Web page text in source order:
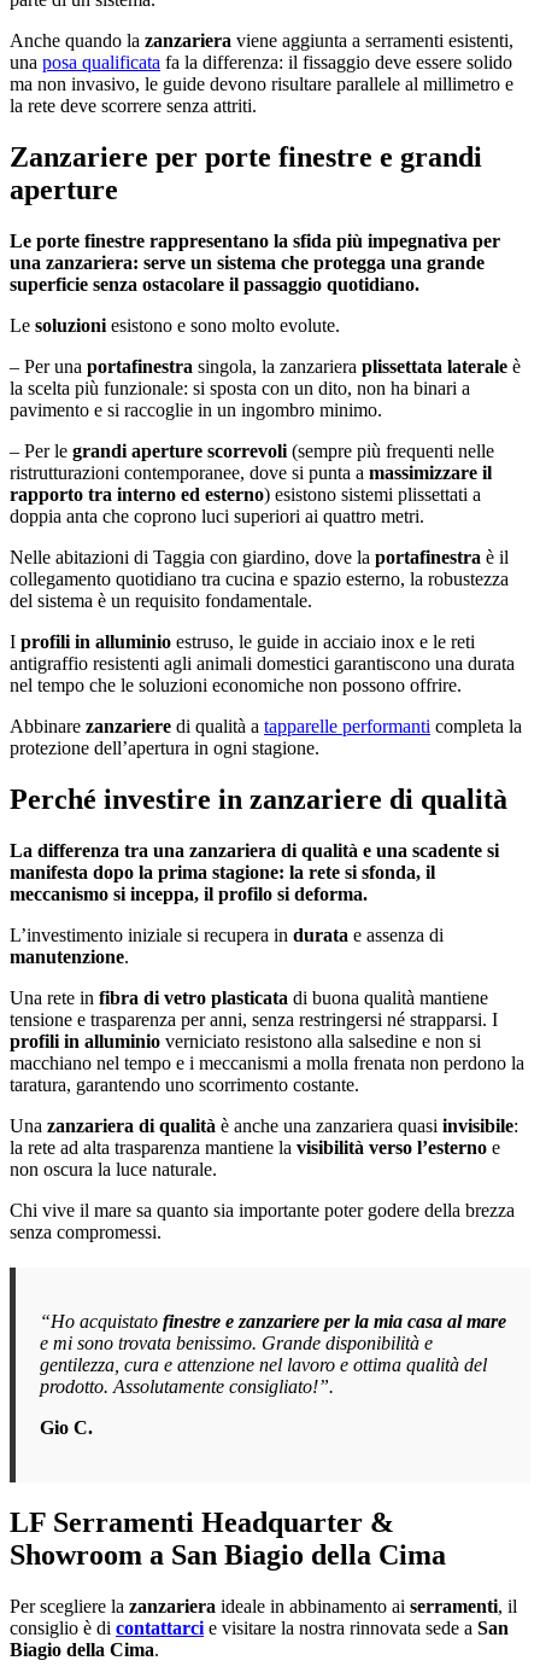
Anche quando la zanzariera viene aggiunta a serramenti esistenti,
una posa qualificata fa la differenza: il fissaggio deve essere solido
ma non invasivo, le guide devono risultare parallele al millimetro e
la rete deve scorrere senza attriti.
Zanzariere per porte finestre e grandi
aperture
Le porte finestre rappresentano la sfida più impegnativa per
una zanzariera: serve un sistema che protegga una grande
superficie senza ostacolare il passaggio quotidiano.
Le soluzioni esistono e sono molto evolute.
– Per una portafinestra singola, la zanzariera plissettata laterale è
la scelta più funzionale: si sposta con un dito, non ha binari a
pavimento e si raccoglie in un ingombro minimo.
– Per le grandi aperture scorrevoli (sempre più frequenti nelle
ristrutturazioni contemporanee, dove si punta a massimizzare il
rapporto tra interno ed esterno) esistono sistemi plissettati a
doppia anta che coprono luci superiori ai quattro metri.
Nelle abitazioni di Taggia con giardino, dove la portafinestra è il
collegamento quotidiano tra cucina e spazio esterno, la robustezza
del sistema è un requisito fondamentale.
I profili in alluminio estruso, le guide in acciaio inox e le reti
antigraffio resistenti agli animali domestici garantiscono una durata
nel tempo che le soluzioni economiche non possono offrire.
Abbinare zanzariere di qualità a tapparelle performanti completa la
protezione dell’apertura in ogni stagione.
Perché investire in zanzariere di qualità
La differenza tra una zanzariera di qualità e una scadente si
manifesta dopo la prima stagione: la rete si sfonda, il
meccanismo si inceppa, il profilo si deforma.
L’investimento iniziale si recupera in durata e assenza di
manutenzione.
Una rete in fibra di vetro plasticata di buona qualità mantiene
tensione e trasparenza per anni, senza restringersi né strapparsi. I
profili in alluminio verniciato resistono alla salsedine e non si
macchiano nel tempo e i meccanismi a molla frenata non perdono la
taratura, garantendo uno scorrimento costante.
Una zanzariera di qualità è anche una zanzariera quasi invisibile:
la rete ad alta trasparenza mantiene la visibilità verso l’esterno e
non oscura la luce naturale.
Chi vive il mare sa quanto sia importante poter godere della brezza
senza compromessi.
“Ho acquistato finestre e zanzariere per la mia casa al mare
e mi sono trovata benissimo. Grande disponibilità e
gentilezza, cura e attenzione nel lavoro e ottima qualità del
prodotto. Assolutamente consigliato!”.
Gio C.
LF Serramenti Headquarter &
Showroom a San Biagio della Cima
Per scegliere la zanzariera ideale in abbinamento ai serramenti, il
consiglio è di contattarci e visitare la nostra rinnovata sede a San
Biagio della Cima.